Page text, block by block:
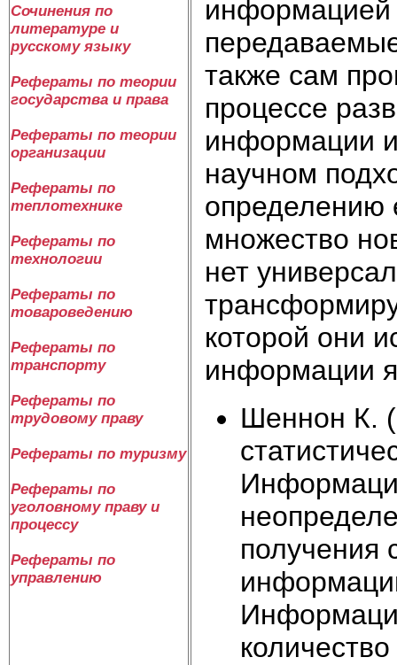
Сочинения по
литературе и
русскому языку
Рефераты по теории
государства и права
Рефераты по теории
организации
Рефераты по
теплотехнике
Рефераты по
технологии
Рефераты по
товароведению
Рефераты по
транспорту
Рефераты по
трудовому праву
Рефераты по туризму
Рефераты по
уголовному праву и
процессу
Рефераты по
управлению
информацией
также сам
процессе
информации
научном
определению
множество
нет
которой они
информации
Шеннон К. (
получения